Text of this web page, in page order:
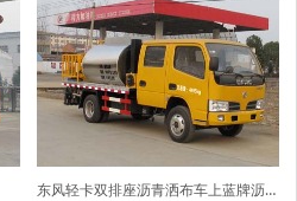
东风轻卡双排座沥青洒布车上蓝牌沥青洒布车